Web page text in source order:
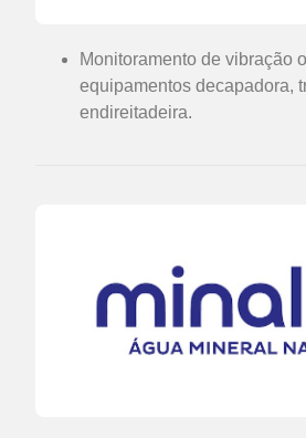
Monitoramento de vibração
equipamentos decapadora,
endireitadeira.